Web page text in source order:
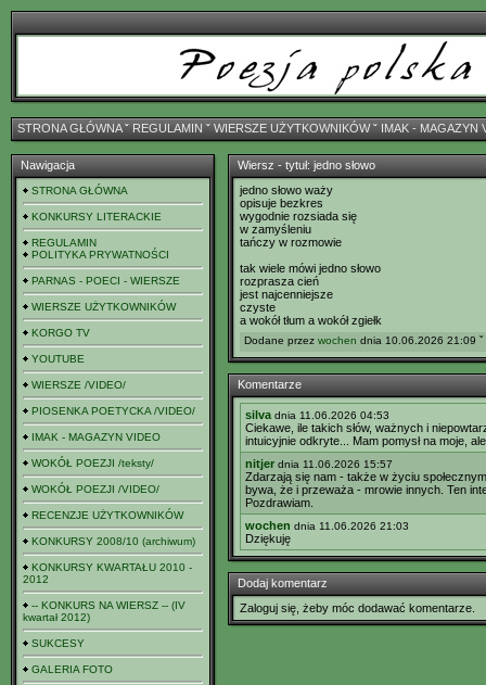
STRONA GŁÓWNAˇ REGULAMIN ˇ WIERSZE UŻYTKOWNIKÓWˇ IMAK - MAGAZYN
Nawigacja
STRONA GŁÓWNA
KONKURSY LITERACKIE
REGULAMIN
POLITYKA PRYWATNOŚCI
PARNAS - POECI - WIERSZE
WIERSZE UŻYTKOWNIKÓW
KORGO TV
YOUTUBE
WIERSZE /VIDEO/
PIOSENKA POETYCKA /VIDEO/
IMAK - MAGAZYN VIDEO
WOKÓŁ POEZJI /teksty/
WOKÓŁ POEZJI /VIDEO/
RECENZJE UŻYTKOWNIKÓW
KONKURSY 2008/10 (archiwum)
KONKURSY KWARTAŁU 2010 -
2012
-- KONKURS NA WIERSZ -- (IV
kwartał 2012)
SUKCESY
GALERIA FOTO
Wiersz - tytuł: jedno słowo
jedno słowo waży
opisuje bezkres
wygodnie rozsiada się
w zamyśleniu
tańczy w rozmowie
tak wiele mówi jedno słowo
rozprasza cień
jest najcenniejsze
czyste
a wokół tłum a wokół zgiełk
Dodane przez wochen dnia 10.06.2026 21:09 ˇ
Komentarze
silva dnia 11.06.2026 04:53
Ciekawe, ile takich słów, ważnych i
intuicyjnie odkryte... Mam pomysł na moje,
nitjer dnia 11.06.2026 15:57
Zdarzają się nam - także w życiu
bywa, że i przeważa - mrowie innych. Ten
Pozdrawiam.
wochen dnia 11.06.2026 21:03
Dziękuję
Dodaj komentarz
Zaloguj się, żeby móc dodawać komentarze.